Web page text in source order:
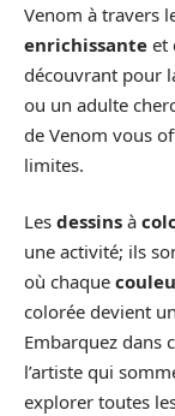
Venom à travers
enrichissante et
découvrant pour
ou un adulte
de Venom vous
limites.
Les dessins à
une activité; ils
où chaque
colorée devient
Embarquez dans
l’artiste qui
explorer toutes